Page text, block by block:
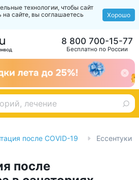
технологии, чтобы сайт
на сайте, вы соглашаетесь
Хорошо
Бесплатно по России
8 800 700-15-77
после COVID-19 Ессентуки
после